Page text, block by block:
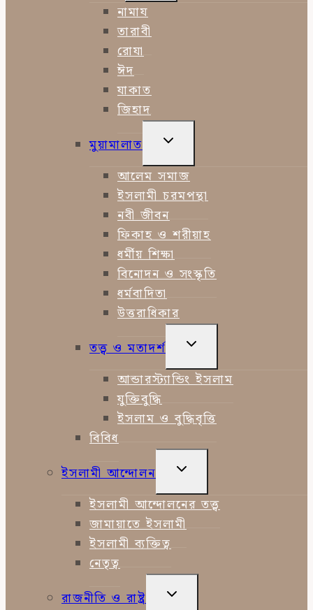
MENU
নামায
তারাবী
রোযা
ঈদ
যাকাত
জিহাদ
মুয়ামালাত
TOGGLE
MENU
আলেম সমাজ
ইসলামী চরমপন্থা
নবী জীবন
ফিকাহ ও শরীয়াহ
ধর্মীয় শিক্ষা
বিনোদন ও সংস্কৃতি
ধর্মবাদিতা
উত্তরাধিকার
তত্ত্ব ও মতাদর্শ
TOGGLE
MENU
আন্ডারস্ট্যান্ডিং ইসলাম
যুক্তিবুদ্ধি
ইসলাম ও বুদ্ধিবৃত্তি
বিবিধ
ইসলামী আন্দোলন
TOGGLE
MENU
ইসলামী আন্দোলনের তত্ত্ব
জামায়াতে ইসলামী
ইসলামী ব্যক্তিত্ব
নেতৃত্ব
রাজনীতি ও রাষ্ট্র
TOGGLE